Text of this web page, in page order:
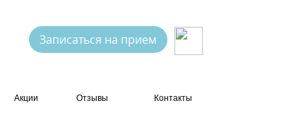
Записаться на прием
Акции Отзывы Контакты